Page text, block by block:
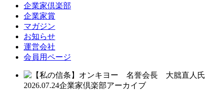
企業家倶楽部
企業家賞
マガジン
お知らせ
運営会社
会員用ページ
2026.07.24企業家倶楽部アーカイブ